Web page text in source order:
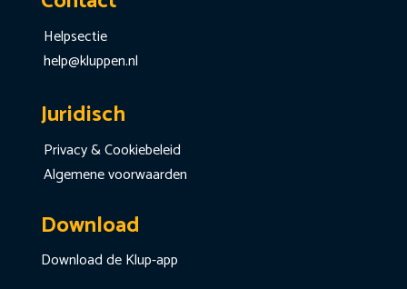
Helpsectie
help@kluppen.nl
Juridisch
Privacy & Cookiebeleid
Algemene voorwaarden
Download
Download de Klup-app